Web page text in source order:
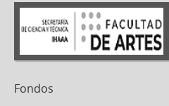
Fondos